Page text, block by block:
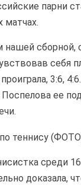
парни
сборной,
себя
3:6,
ее
среди
доказала,